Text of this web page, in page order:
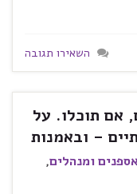
השאירו תגובה
אם תוכלו. על
– ובאמנות
ומנהלים,